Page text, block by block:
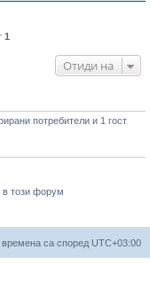
1
Отиди на
потребители и 1 гост
в този форум
времена са според UTC+03:00